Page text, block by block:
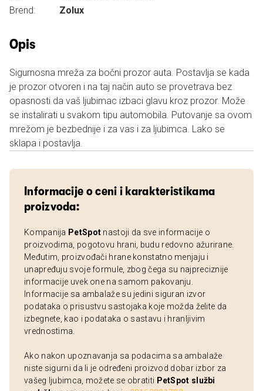
Brend:
Zolux
Opis
Sigurnosna mreža za bočni prozor auta. Postavlja se kada
je prozor otvoren i na taj način auto se provetrava bez
opasnosti da vaš ljubimac izbaci glavu kroz prozor. Može
se instalirati u svakom tipu automobila. Putovanje sa ovom
mrežom je bezbednije i za vas i za ljubimca. Lako se
sklapa i postavlja.
Informacije o ceni i karakteristikama
proizvoda:
Kompanija PetSpot nastoji da sve informacije o
proizvodima, pogotovu hrani, budu redovno ažurirane.
Međutim, proizvođači hrane konstatno menjaju i
unapređuju svoje formule, zbog čega su najpreciznije
informacije uvek one na samom pakovanju.
Informacije sa ambalaže su jedini siguran izvor
podataka o prisustvu sastojaka koje možda želite da
izbegnete, kao i podataka o sastavu i hranljivim
vrednostima.
Ako nakon upoznavanja sa podacima sa ambalaže
niste sigurni da li je određeni proizvod dobar izbor za
vašeg ljubimca, možete se obratiti PetSpot službi